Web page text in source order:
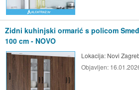
Zidni kuhinjski ormarić s policom
100 cm - NOVO
Lokacija: Novi
Objavljen: